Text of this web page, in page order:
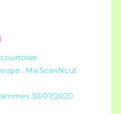
: Ma ScanNcut
30/07/2020